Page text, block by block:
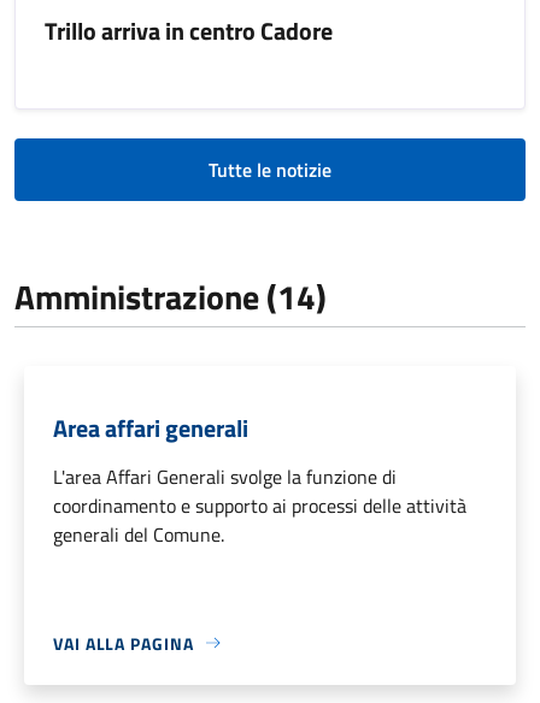
Trillo arriva in centro Cadore
Tutte le notizie
Amministrazione (14)
Area affari generali
L'area Affari Generali svolge la funzione di
coordinamento e supporto ai processi delle attività
generali del Comune.
VAI ALLA PAGINA